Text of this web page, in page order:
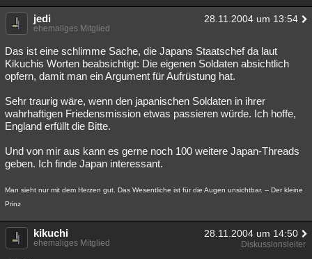
jedi 28.11.2004 um 13:54
ehemaliges Mitglied
Das ist eine schlimme Sache, die Japans Staatschef da laut
Kikuchis Worten beabsichtigt: Die eigenen Soldaten absichtlich
opfern, damit man ein Argument für Aufrüstung hat.
Sehr traurig wäre, wenn den japanischen Soldaten in ihrer
wahrhaftigen Friedensmission etwas passieren würde. Ich hoffe,
England erfüllt die Bitte.
Und von mir aus kann es gerne noch 100 weitere Japan-Threads
geben. Ich finde Japan interessant.
Man sieht nur mit dem Herzen gut. Das Wesentliche ist für die Augen unsichtbar. -- Der kleine
Prinz
kikuchi 28.11.2004 um 14:50
ehemaliges Mitglied Diskussionsleiter